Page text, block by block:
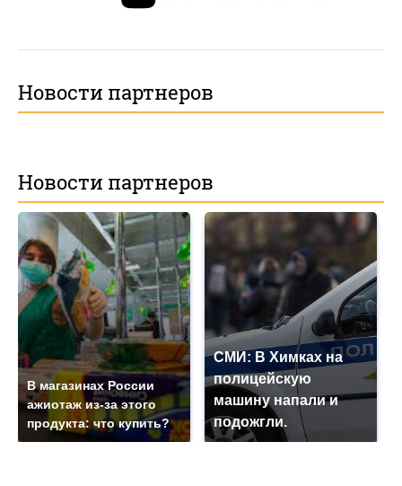
Новости партнеров
Новости партнеров
В магазинах России
ажиотаж из-за этого
продукта: что купить?
СМИ: В Химках на
полицейскую
машину напали и
подожгли.